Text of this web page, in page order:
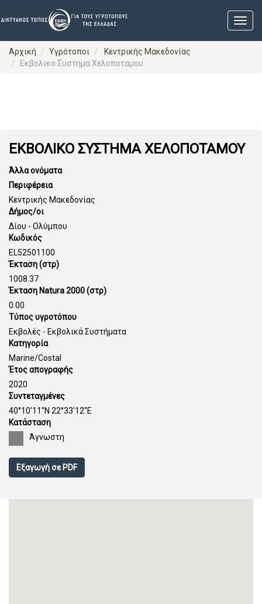
Αρχική Υγρότοποι
Κεντρικής Μακεδονίας
Εκβολικο Συστημα Χελοποταμου
ΕΚΒΟΛΙΚΟ ΣΥΣΤΗΜΑ ΧΕΛΟΠΟΤΑΜΟΥ
Άλλα ονόματα
Περιφέρεια
Κεντρικής Μακεδονίας
Δήμος/οι
Δίου - Ολύμπου
Κωδικός
EL52501100
Έκταση (στρ)
1008.37
Έκταση Natura 2000 (στρ)
0.00
Τύπος υγροτόπου
Εκβολές - Εκβολικά Συστήματα
Κατηγορία
Marine/Costal
Έτος απογραφής
2020
Συντεταγμένες
40°10'11''N 22°33'12''E
Κατάσταση
Άγνωστη
Εξαγωγή σε PDF